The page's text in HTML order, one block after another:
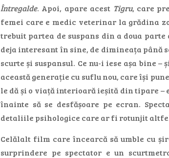
Întregalde. Apoi, apare acest Tigru, care
femei care e medic veterinar la grădina
trebuit partea de suspans din a doua
deja interesant în sine, de dimineața până
scurte și suspansul. Ce nu-i iese așa bine
această generație cu suflu nou, care își
le dă și o viață interioară ieșită din tipare –
înainte să se desfășoare pe ecran.
detaliile psihologice care ar fi rotunjit
Celălalt film care încearcă să umble cu
surprindere pe spectator e un